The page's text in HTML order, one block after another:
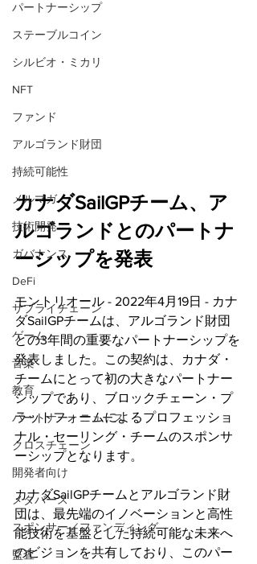
パートナーシップ
ステーブルコイン
シルビオ・ミカリ
NFT
ファンド
アルゴランド財団
持続可能性
メルマガ
技術開発
ガバナンス
DeFi
サプライチェーン
ゲーム
音楽
教育
パートナー・ニュース
クロスチェーン
開発者向け
メタバース
スポンサー／ファンディング
監査
カナダSailGPチーム、ア
ルゴランドとのパートナ
ーシップを発表
モントリオール - 2022年4月19日 - カナ
ダSailGPチームは、アルゴランド財団
との3年間の重要なパートナーシップを
発表しました。この契約は、カナダ・
チームにとって初の大きなパートナー
シップであり、ブロックチェーン・プ
ラットフォームによるプロフェッショ
ナル・セーリング・チームのスポンサ
ーシップとなります。
カナダSailGPチームとアルゴランド財
団は、最先端のイノベーションと高性
能技術を基盤とした持続可能な未来へ
のビジョンを共有しており、このパー